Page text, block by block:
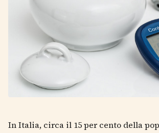
In Italia, circa il 15 per cento della